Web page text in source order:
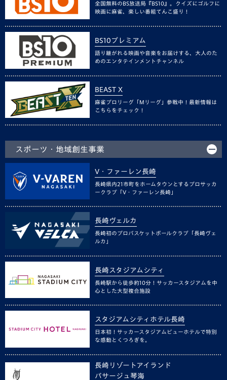
全国無料のBS放送局『BS10』。クイズにゴルフに
映画に麻雀、楽しい番組てんこ盛り！
BS10プレミアム
語り継がれる映画や音楽をお届けする、大人のた
めのエンタテインメントチャンネル
BEAST X
麻雀プロリーグ「Mリーグ」参戦中！最新情報は
こちらをチェック！
スポーツ・地域創生事業
V・ファーレン長崎
長崎県内21市町をホームタウンとするプロサッカ
ークラブ「V・ファーレン長崎」
長崎ヴェルカ
長崎初のプロバスケットボールクラブ「長崎ヴェ
ルカ」
長崎スタジアムシティ
長崎駅から徒歩約10分！サッカースタジアムを中
心とした大型複合施設
スタジアムシティホテル長崎
日本初！サッカースタジアムビューホテルで特別
な感動とくつろぎを。
長崎リゾートアイランド
パサージュ琴海